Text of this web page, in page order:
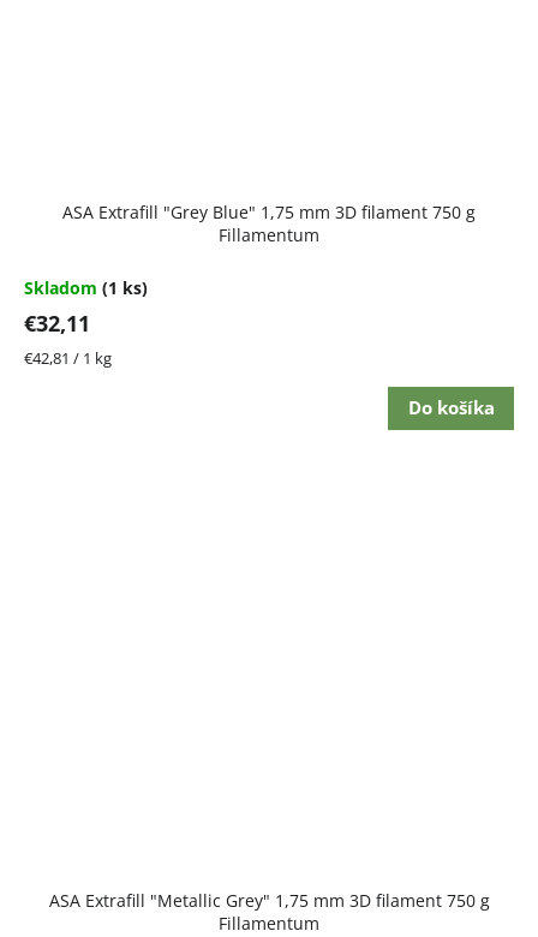
ASA Extrafill "Grey Blue" 1,75 mm 3D filament 750 g
Fillamentum
Skladom (1 ks)
€32,11
Jednotková
€42,81 / 1 kg
Do košíka
ASA Extrafill "Metallic Grey" 1,75 mm 3D filament 750 g
Fillamentum